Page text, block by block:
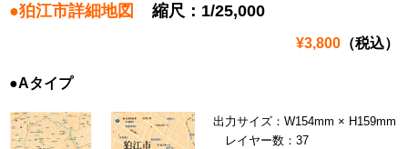
●狛江市詳細地図 縮尺：1/25,000
¥3,800 （税込）
●Aタイプ
出力サイズ：W154mm × H159mm
レイヤー数：37